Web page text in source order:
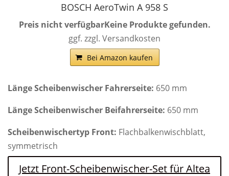
BOSCH AeroTwin A 958 S
Preis nicht verfügbarKeine Produkte gefunden.
ggf. zzgl. Versandkosten
Bei Amazon kaufen
Länge Scheibenwischer Fahrerseite: 650 mm
Länge Scheibenwischer Beifahrerseite: 650 mm
Scheibenwischertyp Front: Flachbalkenwischblatt,
symmetrisch
Jetzt Front-Scheibenwischer-Set für Altea